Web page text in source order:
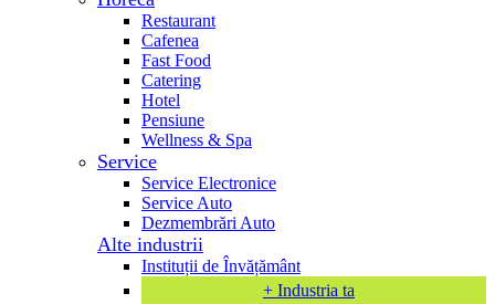
Restaurant
Cafenea
Fast Food
Catering
Hotel
Pensiune
Wellness & Spa
Service
Service Electronice
Service Auto
Dezmembrări Auto
Alte industrii
Instituții de Învățământ
+ Industria ta